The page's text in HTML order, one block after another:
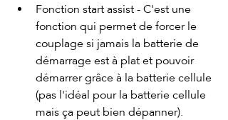
Fonction start assist - C'est une
fonction qui permet de forcer le
couplage si jamais la batterie de
démarrage est à plat et pouvoir
démarrer grâce à la batterie cellule
(pas l'idéal pour la batterie cellule
mais ça peut bien dépanner).